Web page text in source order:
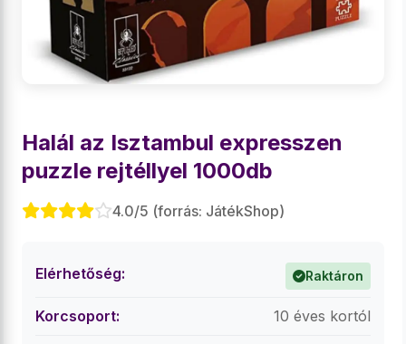
Halál az Isztambul expresszen
puzzle rejtéllyel 1000db
4.0/5 (forrás: JátékShop)
Elérhetőség: Raktáron
Korcsoport: 10 éves kortól